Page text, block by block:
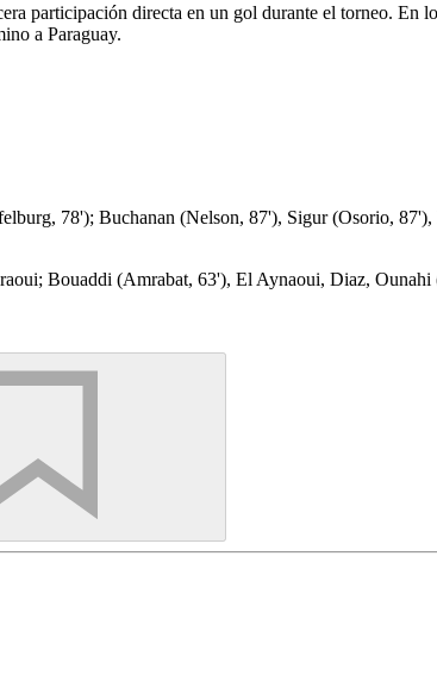
participación directa en un gol durante el torneo. En
a Paraguay.
78'); Buchanan (Nelson, 87'), Sigur (Osorio,
Bouaddi (Amrabat, 63'), El Aynaoui, Diaz,